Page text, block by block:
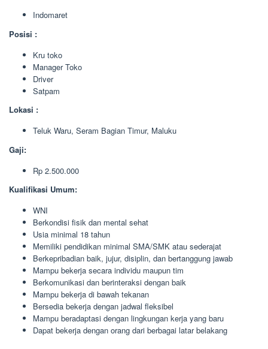
Indomaret
Posisi :
Kru toko
Manager Toko
Driver
Satpam
Lokasi :
Teluk Waru, Seram Bagian Timur, Maluku
Gaji:
Rp 2.500.000
Kualifikasi Umum:
WNI
Berkondisi fisik dan mental sehat
Usia minimal 18 tahun
Memiliki pendidikan minimal SMA/SMK atau sederajat
Berkepribadian baik, jujur, disiplin, dan bertanggung jawab
Mampu bekerja secara individu maupun tim
Berkomunikasi dan berinteraksi dengan baik
Mampu bekerja di bawah tekanan
Bersedia bekerja dengan jadwal fleksibel
Mampu beradaptasi dengan lingkungan kerja yang baru
Dapat bekerja dengan orang dari berbagai latar belakang